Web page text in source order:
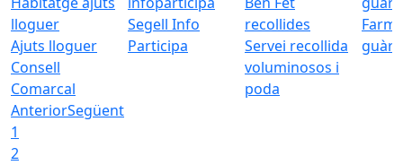
Ajuts lloguer
Consell
Comarcal
Segell Info
Participa
Servei recollida
voluminosos i
poda
AnteriorSegüent
1
2